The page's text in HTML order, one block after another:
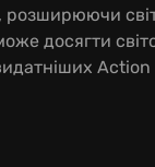
досягти
Action